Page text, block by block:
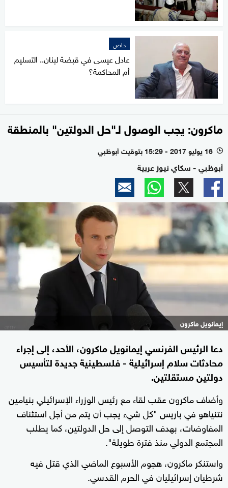
خاص
عادل عيسى في قبضة لبنان.. التسليم
أم المحاكمة؟
ماكرون: يجب الوصول لـ"حل الدولتين" بالمنطقة
l 16 يوليو 2017 - 15:29 بتوقيت أبوظبي
أبوظبي - سكاي نيوز عربية
إيمانويل ماكرون
دعا الرئيس الفرنسي إيمانويل ماكرون، الأحد، إلى إجراء
محادثات سلام إسرائيلية - فلسطينية جديدة لتأسيس
دولتين مستقلتين.
وأضاف ماكرون عقب لقاء مع رئيس الوزراء الإسرائيلي بنيامين
نتنياهو في باريس "كل شيء يجب أن يتم من أجل استئناف
المفاوضات، بهدف التوصل إلى حل الدولتين، كما يطلب
المجتمع الدولي منذ فترة طويلة".
واستنكر ماكرون، هجوم الأسبوع الماضي الذي قتل فيه
شرطيان إسرائيليان في الحرم القدسي.